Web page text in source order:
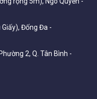
xem tại:
Đống Đa -
2, Q. Tân Bình -